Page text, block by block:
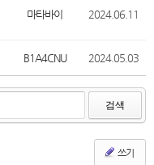
마타바이 2024.06.11
B1A4CNU 2024.05.03
검색
쓰기